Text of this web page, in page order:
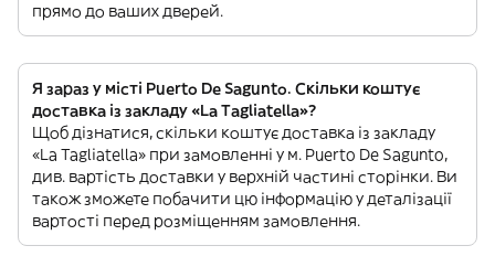
прямо до ваших дверей.
Я зараз у місті Puerto De Sagunto. Скільки коштує
доставка із закладу «La Tagliatella»?
Щоб дізнатися, скільки коштує доставка із закладу
«La Tagliatella» при замовленні у м. Puerto De Sagunto,
див. вартість доставки у верхній частині сторінки. Ви
також зможете побачити цю інформацію у деталізації
вартості перед розміщенням замовлення.